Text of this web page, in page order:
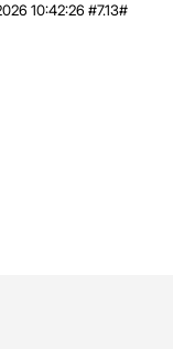
10:42:26 #7.13#